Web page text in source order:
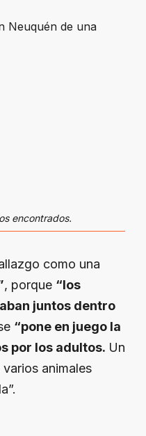
encontrados.
como una
, porque “los
juntos dentro
“pone en juego la
por los adultos. Un
animales